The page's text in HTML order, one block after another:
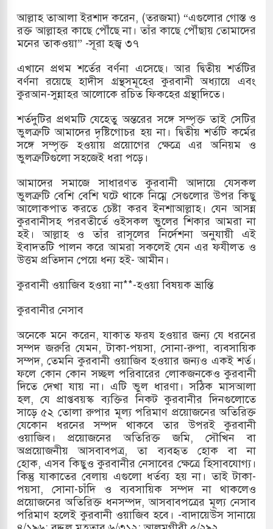
আবেদন, বরগুনার এসআইয়ের বিরুদ্ধে
বাংলাদেশের পথচলার কেন্দ্র হবে: ড.
সৌদির বিনিয়োগের আহবান প্রধানমন্ত্রীর
ও ছাত্রলীগের আচরণ ইসরায়েলের
ইসরায়েলীরা,হাতছাড়ার ঝুঁকিতে জরুরি
ফুঁসে উঠেছে তিস্তা
আল্লাহ তাআলা ইরশাদ করেন, (তরজমা) “এগুলোর গোস্ত ও
রক্ত আল্লাহর কাছে পৌঁছে না। তাঁর কাছে পৌঁছায় তোমাদের
মনের তাকওয়া” -সূরা হজ্ব ৩৭
এখানে প্রথম শর্তের বর্ণনা এসেছে। আর দ্বিতীয় শর্তটির
বর্ণনা রয়েছে হাদীস গ্রন্থসমূহের কুরবানী অধ্যায়ে এবং
কুরআন-সুন্নাহর আলোকে রচিত ফিকহের গ্রন্থাদিতে।
শর্তদুটির প্রথমটি যেহেতু অন্তরের সঙ্গে সম্পৃক্ত তাই সেটির
ভুলত্রুটি আমাদের দৃষ্টিগোচর হয় না। দ্বিতীয় শর্তটি কর্মের
সঙ্গে সম্পৃক্ত হওয়ায় প্রয়োগের ক্ষেত্রে এর অনিয়ম ও
ভুলত্রুটিগুলো সহজেই ধরা পড়ে।
আমাদের সমাজে সাধারণত কুরবানী আদায়ে যেসকল
ভুলত্রুটি বেশি বেশি ঘটে থাকে নিম্নে সেগুলোর উপর কিছু
আলোকপাত করতে চেষ্টা করব ইনশাআল্লাহ। যেন আসন্ন
কুরবানীসহ পরবতীর্তে ওইসকল ভুলের শিকার আমরা না
হই। আল্লাহ ও তাঁর রাসূলের নির্দেশনা অনুযায়ী এই
ইবাদতটি পালন করে আমরা সকলেই যেন এর ফযীলত ও
উত্তম প্রতিদান পেয়ে ধন্য হই- আমীন।
কুরবানী ওয়াজিব হওয়া না**-হওয়া বিষয়ক ভ্রান্তি
কুরবানীর নেসাব
অনেকে মনে করেন, যাকাত ফরয হওয়ার জন্য যে ধরনের
সম্পদ জরুরি যেমন, টাকা-পয়সা, সোনা-রুপা, ব্যবসায়িক
সম্পদ, তেমনি কুরবানী ওয়াজিব হওয়ার জন্যও একই শর্ত।
ফলে কোন কোন সচ্ছল পরিবারের লোকজনকেও কুরবানী
দিতে দেখা যায় না। এটি ভুল ধারণা। সঠিক মাসআলা
হল, যে প্রাপ্তবয়স্ক ব্যক্তির নিকট কুরবানীর দিনগুলোতে
সাড়ে ৫২ তোলা রুপার মূল্য পরিমাণ প্রয়োজনের অতিরিক্ত
যেকোন ধরনের সম্পদ থাকবে তার উপরই কুরবানী
ওয়াজিব। প্রয়োজনের অতিরিক্ত জমি, সৌখিন বা
অপ্রয়োজনীয় আসবাবপত্র, তা ব্যবহৃত হোক বা না
হোক, এসব কিছুও কুরবানীর নেসাবের ক্ষেত্রে হিসাবযোগ্য।
কিন্তু যাকাতের বেলায় এগুলো ধর্তব্য হয় না। তাই টাকা-
পয়সা, সোনা-চাঁদি ও ব্যবসায়িক সম্পদ না থাকলেও
প্রয়োজনের অতিরিক্ত ধনসম্পদ, আসবাবপত্রের মূল্য নেসাব
পরিমাণ হলেই কুরবানী ওয়াজিব হবে। -বাদায়েউস সানায়ে